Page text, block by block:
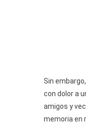
Sin
con dolor a
amigos y
memoria en